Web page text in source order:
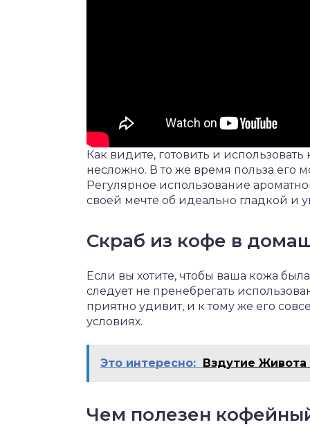
Как видите, готовить и
несложно. В то же время польза его
Регулярное использование
своей мечте об идеально гладкой и
Скраб из кофе в
Если вы хотите, чтобы ваша кожа
следует не пренебрегать
приятно удивит, и к тому же его
условиях.
Это интересно: Вздутие
Чем полезен